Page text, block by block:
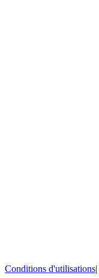
Conditions d'utilisations|